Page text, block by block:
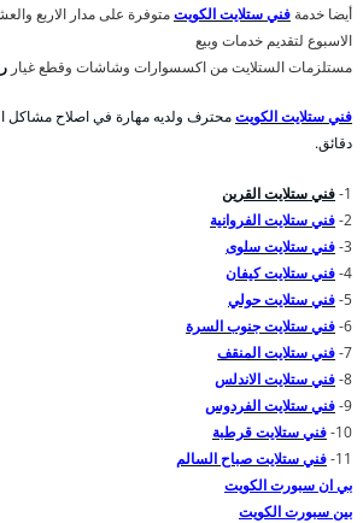
أيضا خدمة فني ستلايت الكويتمتوفرة على مدار الاربع
الاسبوع لتقديم خدمات وبيع
مستلزمات الستلايت من اكسسوارات وشاشات وقطع غيار
فني ستلايت الكويتمحترف ولديه مهارة في اصلاح مشاكل
دقائق.
1- فني ستلايت القرين
2- فني ستلايت الفروانية
3- فني ستلايت سلوى
4- فني ستلايت كيفان
5- فني ستلايت حولي
6- فني ستلايت جنوب السرة
7- فني ستلايت المنقف
8- فني ستلايت الاندلس
9- فني ستلايت الفردوس
10- فني ستلايت قرطبة
11- فني ستلايت صباح السالم
بي ان سبورت الكويت
بين سبورت الكويت